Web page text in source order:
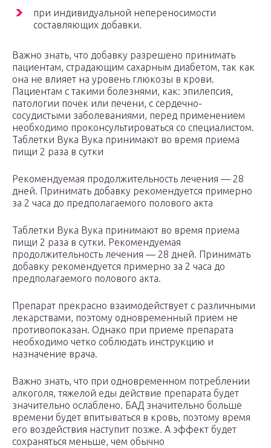
при индивидуальной непереносимости
составляющих добавки.
Важно знать, что добавку разрешено принимать
пациентам, страдающим сахарным диабетом, так как
она не влияет на уровень глюкозы в крови.
Пациентам с такими болезнями, как: эпилепсия,
патологии почек или печени, с сердечно-
сосудистыми заболеваниями, перед применением
необходимо проконсультироваться со специалистом.
Таблетки Вука Вука принимают во время приема
пищи 2 раза в сутки
Рекомендуемая продолжительность лечения — 28
дней. Принимать добавку рекомендуется примерно
за 2 часа до предполагаемого полового акта
Таблетки Вука Вука принимают во время приема
пищи 2 раза в сутки. Рекомендуемая
продолжительность лечения — 28 дней. Принимать
добавку рекомендуется примерно за 2 часа до
предполагаемого полового акта.
Препарат прекрасно взаимодействует с различными
лекарствами, поэтому одновременный прием не
противопоказан. Однако при приеме препарата
необходимо четко соблюдать инструкцию и
назначение врача.
Важно знать, что при одновременном потреблении
алкоголя, тяжелой еды действие препарата будет
значительно ослаблено. БАД значительно больше
времени будет впитываться в кровь, поэтому время
его воздействия наступит позже. А эффект будет
сохраняться меньше, чем обычно